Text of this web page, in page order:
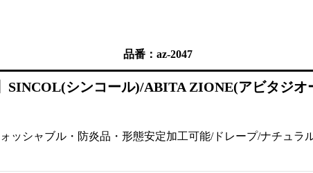
品番：az-2047
SINCOL(シンコール)/ABITA ZIONE(アビタジオ
ォッシャブル・防炎品・形態安定加工可能/ドレープ/ナチュラ